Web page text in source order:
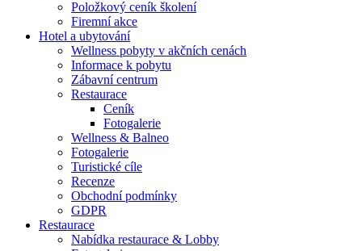
Položkový ceník školení
Firemní akce
Hotel a ubytování
Wellness pobyty v akčních cenách
Informace k pobytu
Zábavní centrum
Restaurace
Ceník
Fotogalerie
Wellness & Balneo
Fotogalerie
Turistické cíle
Recenze
Obchodní podmínky
GDPR
Restaurace
Nabídka restaurace & Lobby